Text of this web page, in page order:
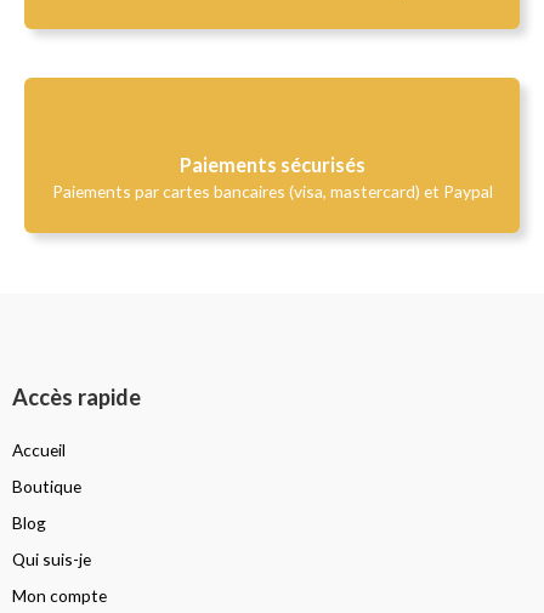
Paiements sécurisés
Paiements par cartes bancaires (visa, mastercard) et Paypal
Accès rapide
Accueil
Boutique
Blog
Qui suis-je
Mon compte